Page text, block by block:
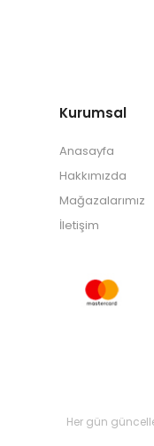
Kurumsal
Anasayfa
Hakkımızda
Mağazalarımız
İletişim
Her gün